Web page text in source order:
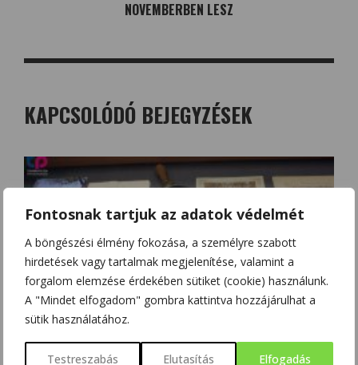
Fontosnak tartjuk az adatok védelmét
A böngészési élmény fokozása, a személyre szabott
hirdetések vagy tartalmak megjelenítése, valamint a
forgalom elemzése érdekében sütiket (cookie) használunk.
A "Mindet elfogadom" gombra kattintva hozzájárulhat a
sütik használatához.
Testreszabás Elutasítás Elfogadás
NOVEMBERBEN LESZ
KAPCSOLÓDÓ BEJEGYZÉSEK
KALANDTÚRA BUDAPESTEN, MÚZEUMOK ÉJSZAKÁJA